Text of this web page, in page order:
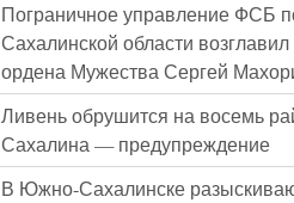
Пограничное управление ФСБ
Сахалинской области
ордена Мужества Сергей
Ливень обрушится на восемь
Сахалина — предупреждение
В Южно-Сахалинске